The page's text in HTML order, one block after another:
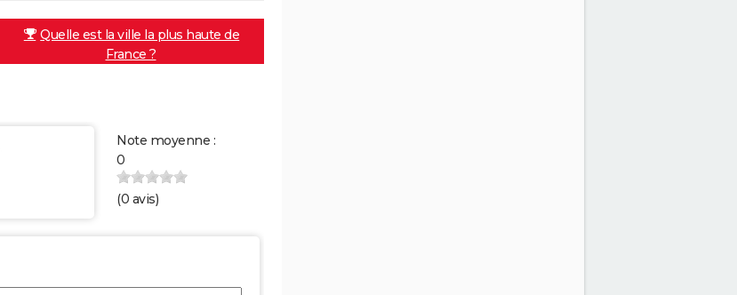
Quelle est la ville la plus haute de
France ?
Note moyenne :
0
(0 avis)